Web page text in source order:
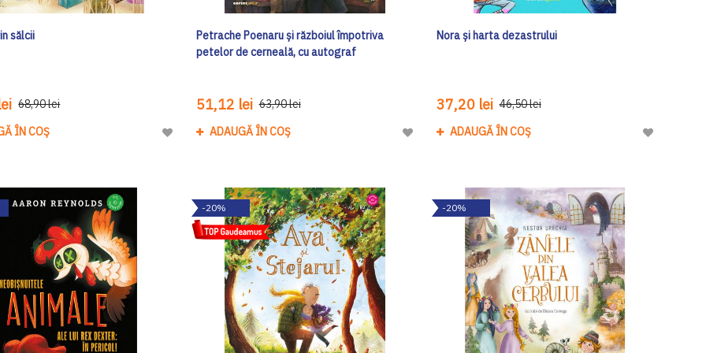
sălcii
68,90 lei
ÎN COȘ
Adaugă
Dorinte
Petrache Poenaru și războiul împotriva
petelor de cerneală, cu autograf
51,12 lei 63,90 lei
ADAUGĂ ÎN COȘ
Adaugă
Dorinte
Nora și harta dezastrului
37,20 lei 46,50 lei
ADAUGĂ ÎN COȘ
Adaugă
-20% -20%